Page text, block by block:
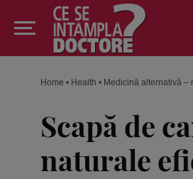
Home • Health • Medicină alternativă –
Scapă de
naturale